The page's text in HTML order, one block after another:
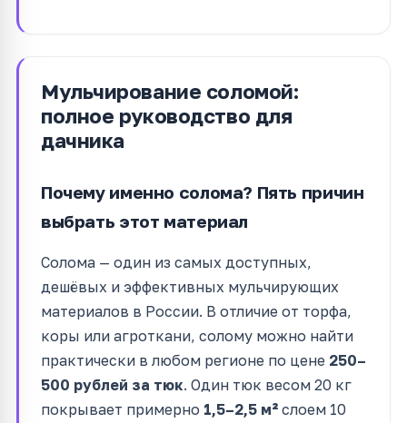
Мульчирование соломой:
полное руководство для
дачника
Почему именно солома? Пять причин
выбрать этот материал
Солома — один из самых доступных,
дешёвых и эффективных мульчирующих
материалов в России. В отличие от торфа,
коры или агроткани, солому можно найти
практически в любом регионе по цене 250–
500 рублей за тюк. Один тюк весом 20 кг
покрывает примерно 1,5–2,5 м² слоем 10